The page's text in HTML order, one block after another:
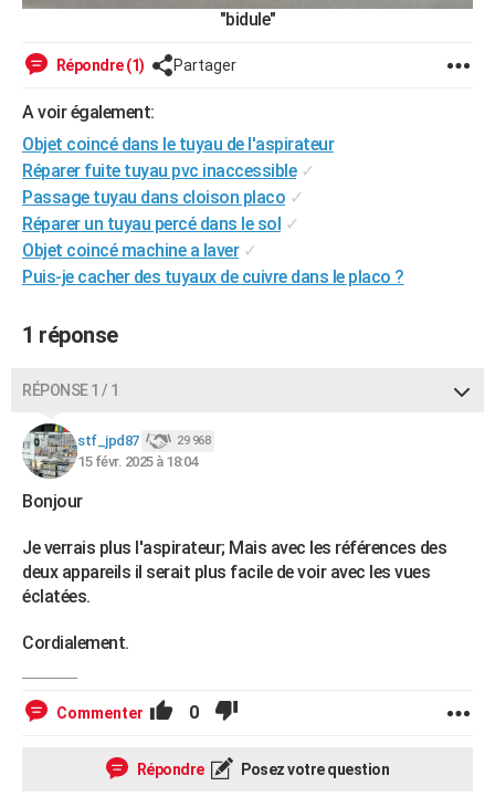
"bidule"
Répondre (1) Partager
A voir également:
Objet coincé dans le tuyau de l'aspirateur
Réparer fuite tuyau pvc inaccessible ✓
Passage tuyau dans cloison placo ✓
Réparer un tuyau percé dans le sol ✓
Objet coincé machine a laver ✓
Puis-je cacher des tuyaux de cuivre dans le placo ?
1 réponse
RÉPONSE 1 / 1
stf_jpd87 29 968
15 févr. 2025 à 18:04
Bonjour
Je verrais plus l'aspirateur; Mais avec les références des
deux appareils il serait plus facile de voir avec les vues
éclatées.
Cordialement.
Commenter 0
Répondre Posez votre question